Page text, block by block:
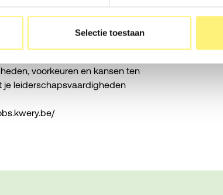
Selectie toestaan
jij op tijd en stond kan
hechte, familiale sfeer.
voorkeuren en kansen ten
je leiderschapsvaardigheden